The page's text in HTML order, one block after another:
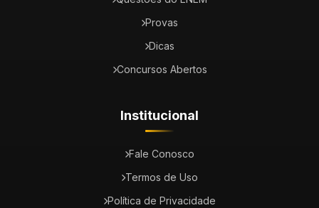
Provas
Dicas
Concursos Abertos
Institucional
Fale Conosco
Termos de Uso
Política de Privacidade